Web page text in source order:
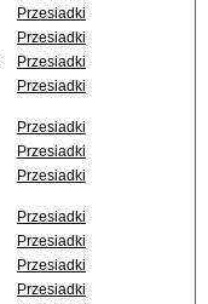
Przesiadki
Przesiadki
Przesiadki
Przesiadki
Przesiadki
Przesiadki
Przesiadki
Przesiadki
Przesiadki
Przesiadki
Przesiadki